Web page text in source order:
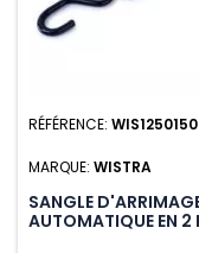
RÉFÉRENCE: WIS1250150
MARQUE: WISTRA
SANGLE
AUTOMATIQUE EN